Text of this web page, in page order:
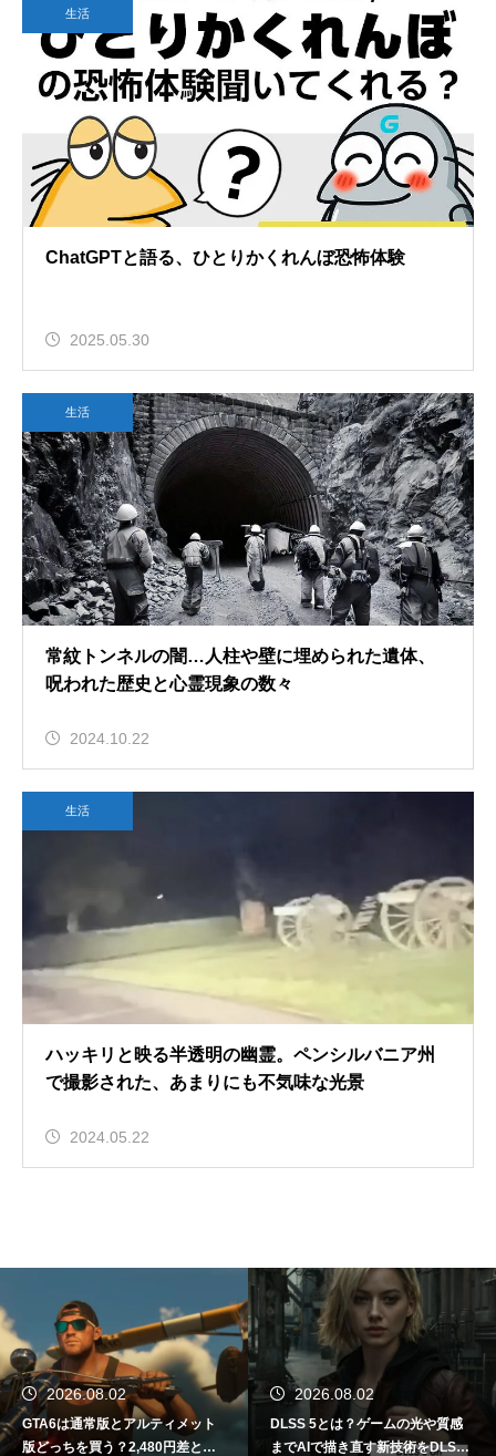
生活
ChatGPTと語る、ひとりかくれんぼ恐怖体験
2025.05.30
生活
常紋トンネルの闇…人柱や壁に埋められた遺体、
呪われた歴史と心霊現象の数々
2024.10.22
生活
ハッキリと映る半透明の幽霊。ペンシルバニア州
で撮影された、あまりにも不気味な光景
2024.05.22
2026.08.02
GTA6は通常版とアルティメット
版どっちを買う？2,480円差と予
2026.08.02
DLSS 5とは？ゲームの光や質感
までAIで描き直す新技術をDLSS